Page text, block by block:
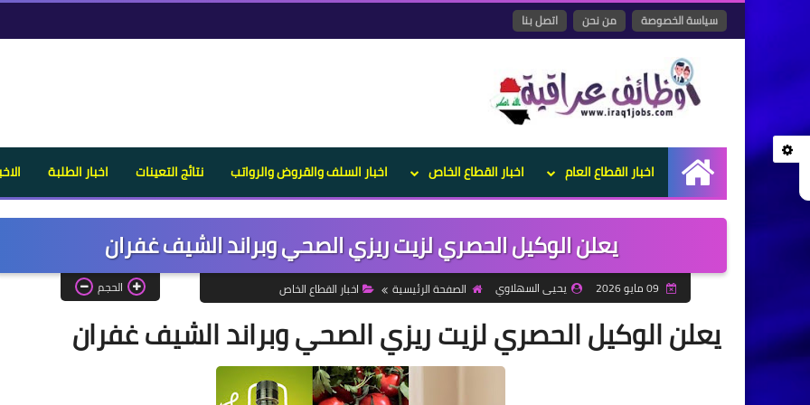
سياسة الخصوصة من نحن اتصل بنا
الرئيسية
اخبار القطاع العام اخبار القطاع الخاص اخبار السلف والقروض والرواتب نتائج التعينات اخبار الطلبة
يعلن الوكيل الحصري لزيت ريزي الصحي وبراند الشيف غفران
يحيى السهلاوي الصفحة الرئيسية اخبار القطاع الخاص الحجم
يعلن الوكيل الحصري لزيت ريزي الصحي وبراند الشيف غفران